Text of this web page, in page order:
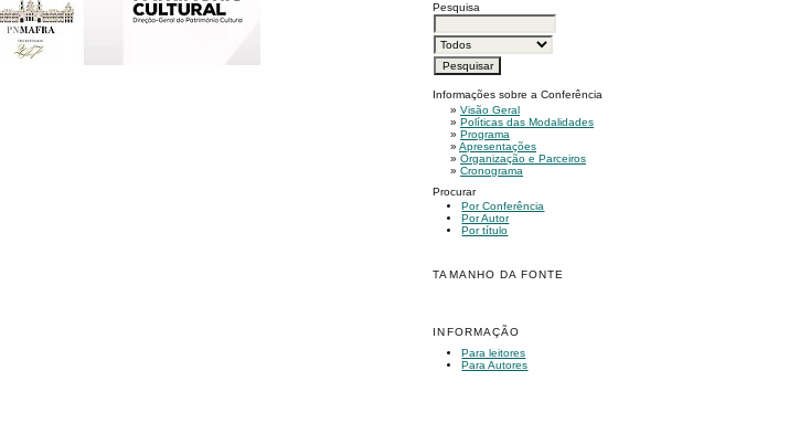
Pesquisa
Informações sobre a Conferência
»Visão Geral
»Políticas das Modalidades
»Programa
»Apresentações
»Organização e Parceiros
»Cronograma
Procurar
Por Conferência
Por Autor
Por título
TAMANHO DA FONTE
INFORMAÇÃO
Para leitores
Para Autores